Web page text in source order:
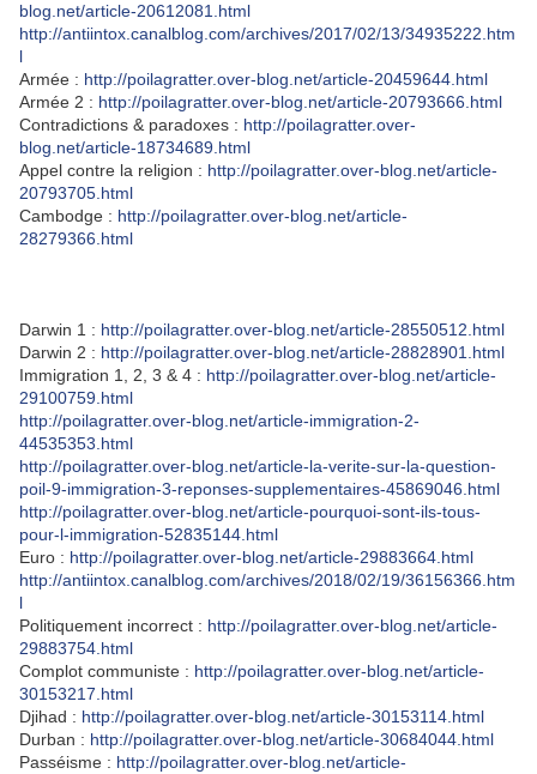
blog.net/article-20612081.html
http://antiintox.canalblog.com/archives/2017/02/13/34935222.htm
l
Armée : http://poilagratter.over-blog.net/article-20459644.html
Armée 2 : http://poilagratter.over-blog.net/article-20793666.html
Contradictions & paradoxes : http://poilagratter.over-
blog.net/article-18734689.html
Appel contre la religion : http://poilagratter.over-blog.net/article-
20793705.html
Cambodge : http://poilagratter.over-blog.net/article-
28279366.html
Darwin 1 : http://poilagratter.over-blog.net/article-28550512.html
Darwin 2 : http://poilagratter.over-blog.net/article-28828901.html
Immigration 1, 2, 3 & 4 : http://poilagratter.over-blog.net/article-
29100759.html
http://poilagratter.over-blog.net/article-immigration-2-
44535353.html
http://poilagratter.over-blog.net/article-la-verite-sur-la-question-
poil-9-immigration-3-reponses-supplementaires-45869046.html
http://poilagratter.over-blog.net/article-pourquoi-sont-ils-tous-
pour-l-immigration-52835144.html
Euro : http://poilagratter.over-blog.net/article-29883664.html
http://antiintox.canalblog.com/archives/2018/02/19/36156366.htm
l
Politiquement incorrect : http://poilagratter.over-blog.net/article-
29883754.html
Complot communiste : http://poilagratter.over-blog.net/article-
30153217.html
Djihad : http://poilagratter.over-blog.net/article-30153114.html
Durban : http://poilagratter.over-blog.net/article-30684044.html
Passéisme : http://poilagratter.over-blog.net/article-